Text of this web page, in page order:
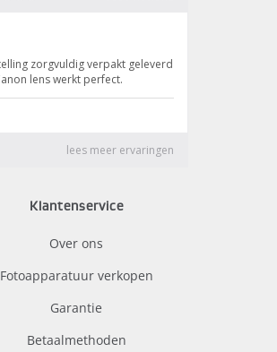
Klantenservice
Over ons
Fotoapparatuur verkopen
Garantie
Betaalmethoden